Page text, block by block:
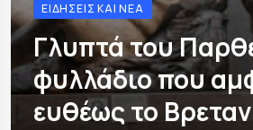
ΕΙΔΉΣΕΙΣ ΚΑΙ ΝΈΑ
Γλυπτά του
φυλλάδιο που
ευθέως το